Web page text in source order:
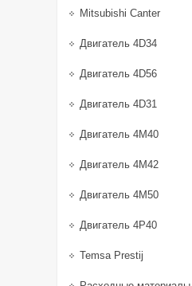
Mitsubishi Canter
Двигатель 4D34
Двигатель 4D56
Двигатель 4D31
Двигатель 4M40
Двигатель 4M42
Двигатель 4M50
Двигатель 4P40
Temsa Prestij